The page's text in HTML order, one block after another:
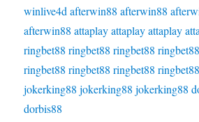
winlive4d afterwin88 afterwin88
afterwin88 attaplay attaplay attaplay
ringbet88 ringbet88 ringbet88 ringbet88
ringbet88 ringbet88 ringbet88 ringbet88
jokerking88 jokerking88 jokerking88
dorbis88